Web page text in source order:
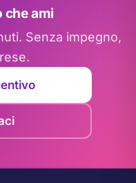
che ami
Senza impegno,